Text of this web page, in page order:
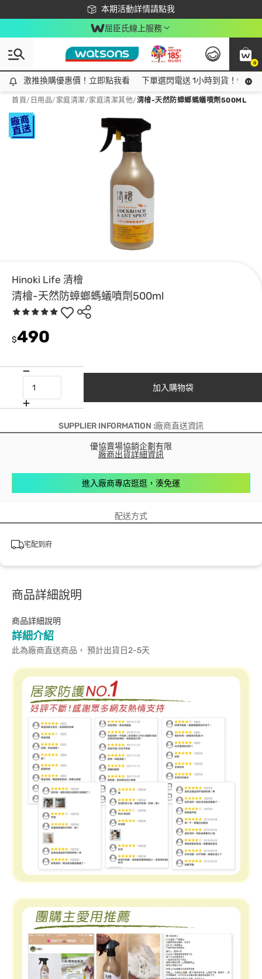
本期活動詳情請點我
下載app最高回饋$350
屈臣氏線上服務
0
激推換購優惠價！立即點我看
激推換購優惠價！立即點我看 下單選閃電送 1小時到貨！領神
首頁/ 日用品/ 家庭清潔/家庭清潔其他/清檜-天然防蟑螂螞蟻噴劑500ML
Hinoki Life 清檜
清檜-天然防蟑螂螞蟻噴劑500ml
$490
加入購物袋
SUPPLIER INFORMATION :廠商直送資訊
優協賣場協銷企劃有限
廠商出貨詳細資訊
進入廠商專店逛逛，湊免運
配送方式
宅配到府
商品詳細說明
商品詳細說明
詳細介紹
此為廠商直送商品， 預計出貨日2-5天